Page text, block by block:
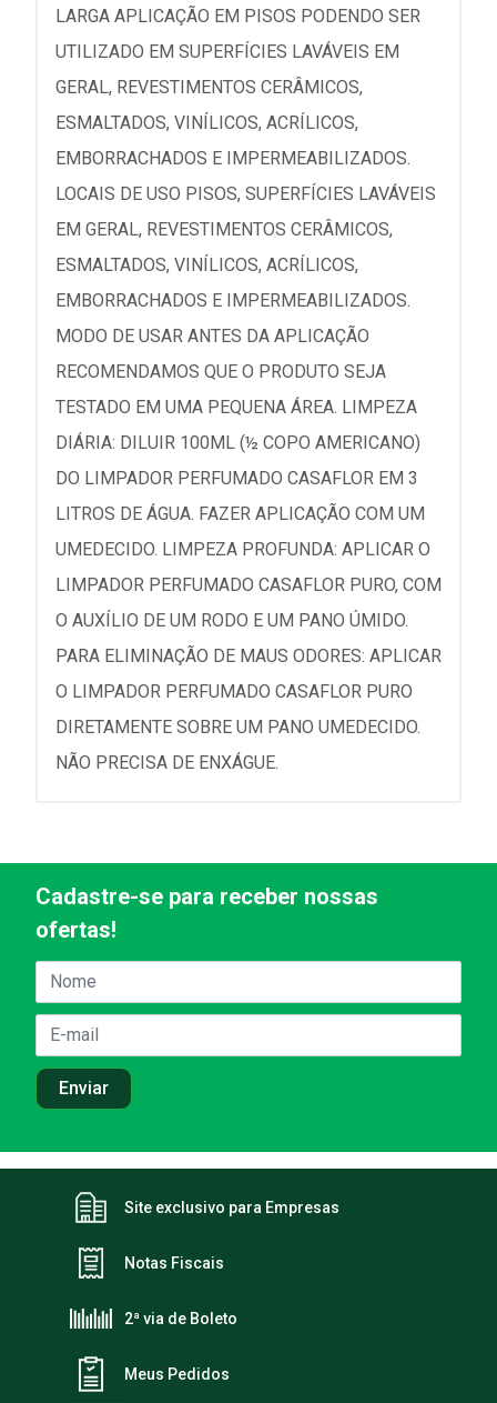
LARGA APLICAÇÃO EM PISOS PODENDO SER
UTILIZADO EM SUPERFÍCIES LAVÁVEIS EM
GERAL, REVESTIMENTOS CERÂMICOS,
ESMALTADOS, VINÍLICOS, ACRÍLICOS,
EMBORRACHADOS E IMPERMEABILIZADOS.
LOCAIS DE USO PISOS, SUPERFÍCIES LAVÁVEIS
EM GERAL, REVESTIMENTOS CERÂMICOS,
ESMALTADOS, VINÍLICOS, ACRÍLICOS,
EMBORRACHADOS E IMPERMEABILIZADOS.
MODO DE USAR ANTES DA APLICAÇÃO
RECOMENDAMOS QUE O PRODUTO SEJA
TESTADO EM UMA PEQUENA ÁREA. LIMPEZA
DIÁRIA: DILUIR 100ML (½ COPO AMERICANO)
DO LIMPADOR PERFUMADO CASAFLOR EM 3
LITROS DE ÁGUA. FAZER APLICAÇÃO COM UM
UMEDECIDO. LIMPEZA PROFUNDA: APLICAR O
LIMPADOR PERFUMADO CASAFLOR PURO, COM
O AUXÍLIO DE UM RODO E UM PANO ÚMIDO.
PARA ELIMINAÇÃO DE MAUS ODORES: APLICAR
O LIMPADOR PERFUMADO CASAFLOR PURO
DIRETAMENTE SOBRE UM PANO UMEDECIDO.
NÃO PRECISA DE ENXÁGUE.
Cadastre-se para receber nossas
ofertas!
Site exclusivo para Empresas
Notas Fiscais
2ª via de Boleto
Meus Pedidos